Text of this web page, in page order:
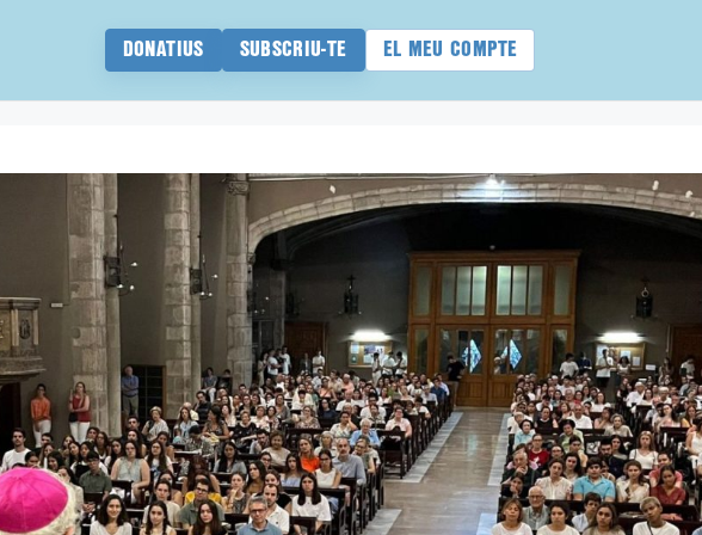
DONATIUS SUBSCRIU-TE EL MEU COMPTE